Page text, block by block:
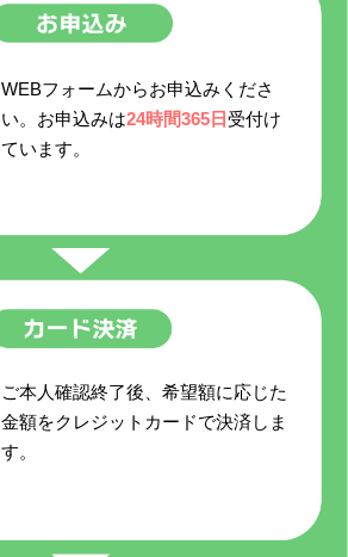
WEBフォームからお申込みくださ
い。お申込みは24時間365日 受付け
ています。
ご本人確認終了後、希望額に応じた
金額をクレジットカードで決済しま
す。